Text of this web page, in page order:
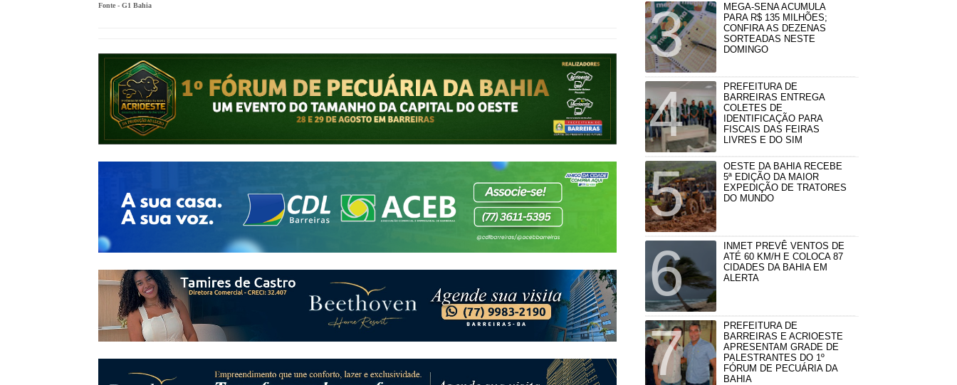
Fonte - G1 Bahia
MEGA-SENA ACUMULA
PARA R$ 135 MILHÕES;
CONFIRA AS DEZENAS
SORTEADAS NESTE
DOMINGO
PREFEITURA DE
BARREIRAS ENTREGA
COLETES DE
IDENTIFICAÇÃO PARA
FISCAIS DAS FEIRAS
LIVRES E DO SIM
OESTE DA BAHIA RECEBE
5ª EDIÇÃO DA MAIOR
EXPEDIÇÃO DE TRATORES
DO MUNDO
INMET PREVÊ VENTOS DE
ATÉ 60 KM/H E COLOCA 87
CIDADES DA BAHIA EM
ALERTA
PREFEITURA DE
BARREIRAS E ACRIOESTE
APRESENTAM GRADE DE
PALESTRANTES DO 1º
FÓRUM DE PECUÁRIA DA
BAHIA